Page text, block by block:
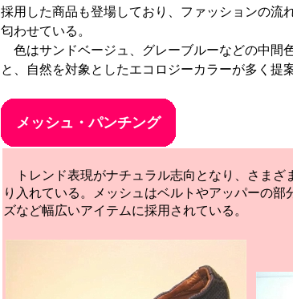
採用した商品も登場しており、ファッションの流
匂わせている。
色はサンドベージュ、グレーブルーなどの中間
と、自然を対象としたエコロジーカラーが多く提
メッシュ・パンチング
トレンド表現がナチュラル志向となり、さまざ
り入れている。メッシュはベルトやアッパーの
ズなど幅広いアイテムに採用されている。